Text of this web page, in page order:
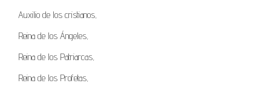
Auxilio de los cristianos,
Reina de los Ángeles,
Reina de los Patriarcas,
Reina de los Profetas,